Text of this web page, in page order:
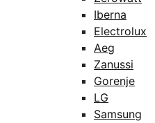
Iberna
Electrolux
Aeg
Zanussi
Gorenje
LG
Samsung